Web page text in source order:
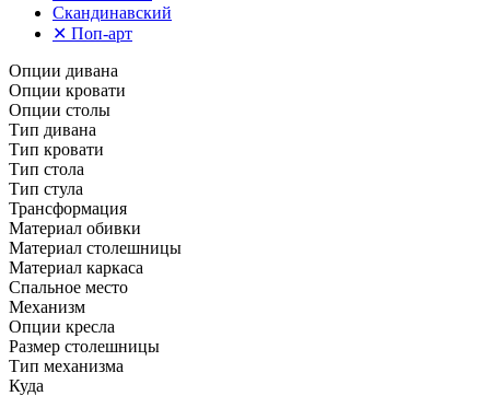
Скандинавский
✕ Поп-арт
Опции дивана
Опции кровати
Опции столы
Тип дивана
Тип кровати
Тип стола
Тип стула
Трансформация
Материал обивки
Материал столешницы
Материал каркаса
Спальное место
Механизм
Опции кресла
Размер столешницы
Тип механизма
Куда